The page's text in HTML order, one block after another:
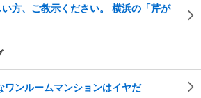
方、ご教示ください。 横浜の「芹が
ワンルームマンションはイヤだ